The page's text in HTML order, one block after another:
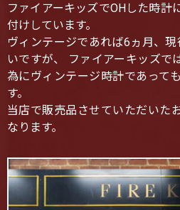
ファイアーキッズでOHした時計
付けしています。
ヴィンテージであれば6ヵ月、
いですが、 ファイアーキッズで
為にヴィンテージ時計であって
す。
当店で販売品させていただいた
なります。